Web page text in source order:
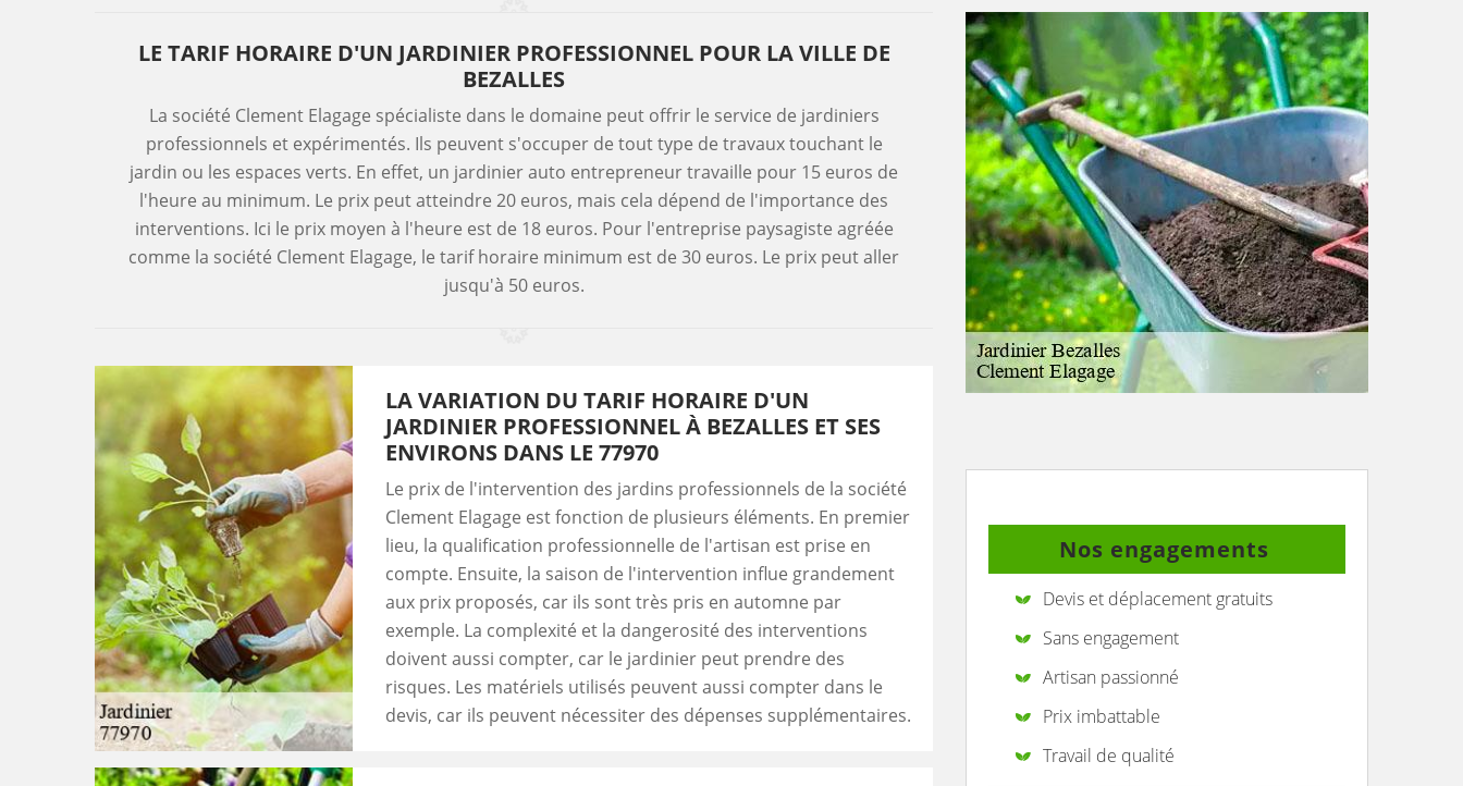
LE TARIF HORAIRE D'UN JARDINIER PROFESSIONNEL POUR LA VILLE DE
BEZALLES
La société Clement Elagage spécialiste dans le domaine peut offrir le service de jardiniers
professionnels et expérimentés. Ils peuvent s'occuper de tout type de travaux touchant le
jardin ou les espaces verts. En effet, un jardinier auto entrepreneur travaille pour 15 euros de
l'heure au minimum. Le prix peut atteindre 20 euros, mais cela dépend de l'importance des
interventions. Ici le prix moyen à l'heure est de 18 euros. Pour l'entreprise paysagiste agréée
comme la société Clement Elagage, le tarif horaire minimum est de 30 euros. Le prix peut aller
jusqu'à 50 euros.
LA VARIATION DU TARIF HORAIRE D'UN
JARDINIER PROFESSIONNEL À BEZALLES ET SES
ENVIRONS DANS LE 77970
Le prix de l'intervention des jardins professionnels de la société
Clement Elagage est fonction de plusieurs éléments. En premier
lieu, la qualification professionnelle de l'artisan est prise en
compte. Ensuite, la saison de l'intervention influe grandement
aux prix proposés, car ils sont très pris en automne par
exemple. La complexité et la dangerosité des interventions
doivent aussi compter, car le jardinier peut prendre des
risques. Les matériels utilisés peuvent aussi compter dans le
devis, car ils peuvent nécessiter des dépenses supplémentaires.
Nos engagements
Devis et déplacement gratuits
Sans engagement
Artisan passionné
Prix imbattable
Travail de qualité